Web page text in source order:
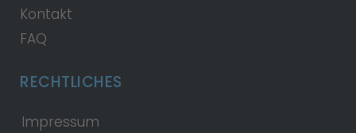
Kontakt
FAQ
RECHTLICHES
Impressum